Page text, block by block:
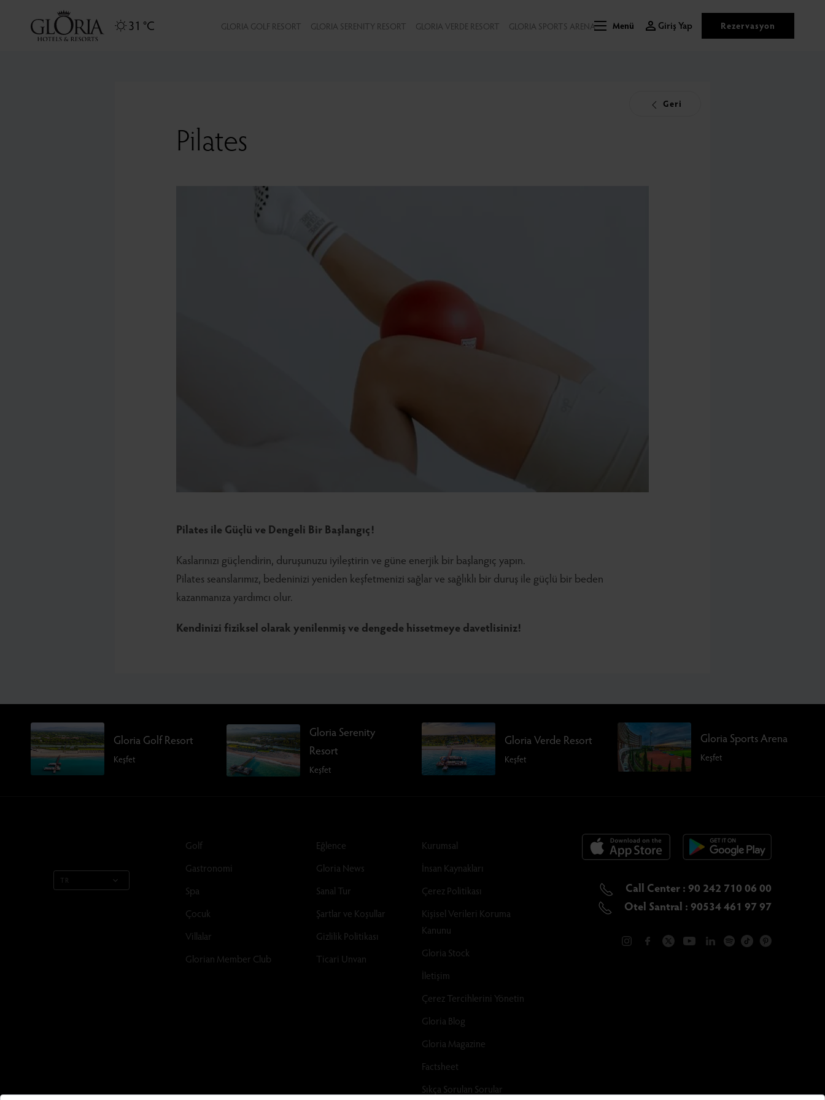
31 °C GLORIA GOLF RESORT GLORIA SERENITY RESORT GLORIA VERDE RESORT GLORIA SPORTS ARENA Rezervasyon
Giriş Yap
Menü
Geri
Pilates
Pilates ile Güçlü ve Dengeli Bir Başlangıç!
Kaslarınızı güçlendirin, duruşunuzu iyileştirin ve güne enerjik bir başlangıç yapın.
Pilates seanslarımız, bedeninizi yeniden keşfetmenizi sağlar ve sağlıklı bir duruş ile güçlü bir beden
kazanmanıza yardımcı olur.
Kendinizi fiziksel olarak yenilenmiş ve dengede hissetmeye davetlisiniz!
Gloria Golf Resort
Keşfet
Gloria Serenity
Resort
Keşfet
Gloria Verde Resort
Keşfet
Gloria Sports Arena
Keşfet
TR
Golf
Gastronomi
Spa
Çocuk
Villalar
Glorian Member Club
Eğlence
Gloria News
Sanal Tur
Şartlar ve Koşullar
Gizlilik Politikası
Ticari Unvan
Kurumsal
İnsan Kaynakları
Çerez Politikası
Kişisel Verileri Koruma
Kanunu
Gloria Stock
İletişim
Çerez Tercihlerini Yönetin
Gloria Blog
Gloria Magazine
Factsheet
Sıkça Sorulan Sorular
Call Center : 90 242 710 06 00
Otel Santral : 90534 461 97 97